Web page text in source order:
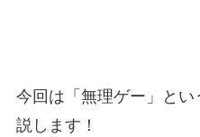
今回は「無理ゲー」と
説します！